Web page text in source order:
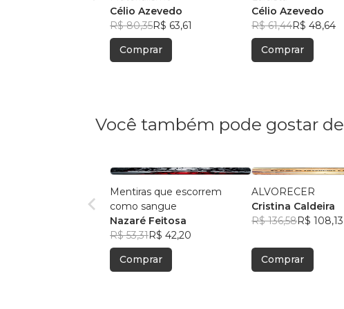
Célio Azevedo
R$ 80,35R$ 63,61
Comprar
Célio Azevedo
R$ 61,44R$ 48,64
Comprar
Você também pode gostar de
Mentiras que escorrem
como sangue
Nazaré Feitosa
R$ 53,31R$ 42,20
Comprar
ALVORECER
Cristina Caldeira
R$ 136,58R$ 108,13
Comprar